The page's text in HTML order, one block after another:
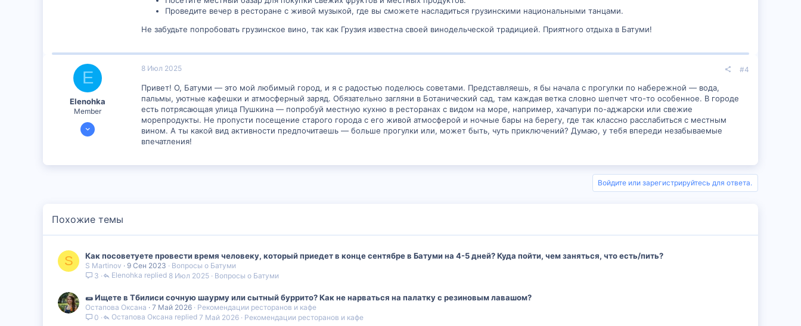
Проведите вечер в ресторане с живой музыкой, где вы сможете насладиться грузинскими национальными танцами.
Не забудьте попробовать грузинское вино, так как Грузия известна своей винодельческой традицией. Приятного отдыха в Батуми!
E
Elenohka
Member
7 Июл 2025
8 Июл 2025 #4
Привет! О, Батуми — это мой любимый город, и я с радостью поделюсь советами. Представляешь, я бы начала с прогулки по набережной — вода,
пальмы, уютные кафешки и атмосферный заряд. Обязательно загляни в Ботанический сад, там каждая ветка словно шепчет что-то особенное. В городе
есть потрясающая улица Пушкина — попробуй местную кухню в ресторанах с видом на море, например, хачапури по-аджарски или свежие
морепродукты. Не пропусти посещение старого города с его живой атмосферой и ночные бары на берегу, где так классно расслабиться с местным
вином. А ты какой вид активности предпочитаешь — больше прогулки или, может быть, чуть приключений? Думаю, у тебя впереди незабываемые
впечатления!
Войдите или зарегистрируйтесь для ответа.
Похожие темы
S Как посоветуете провести время человеку, который приедет в конце сентябре в Батуми на 4-5 дней? Куда пойти, чем заняться, что есть/пить?
S Martinov 9 Сен 2023
Вопросы о Батуми
3
Вопросы о Батуми
8 Июл 2025
Elenohka
🌯 Ищете в Тбилиси сочную шаурму или сытный буррито? Как не нарваться на палатку с резиновым лавашом?
Остапова Оксана 7 Май 2026
Рекомендации ресторанов и кафе
0
Рекомендации ресторанов и кафе
7 Май 2026
Остапова Оксана